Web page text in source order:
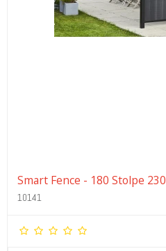
Smart Fence - 180 Stolpe 230
10141